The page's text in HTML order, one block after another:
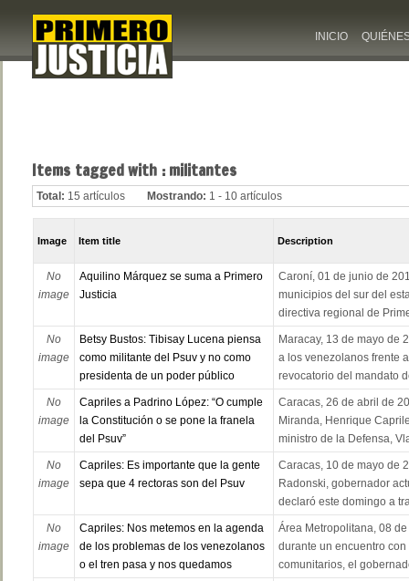
INICIO
Items tagged with : militantes
Total: 15 artículos Mostrando: 1 - 10 artículos
Image Item title Description
No
image
Aquilino Márquez se suma a Primero
Justicia
Caroní, 01 de junio de
municipios del sur del
directiva regional de
No
image
Betsy Bustos: Tibisay Lucena piensa
como militante del Psuv y no como
presidenta de un poder público
Maracay, 13 de mayo de
a los venezolanos frente
revocatorio del mandato
No
image
Capriles a Padrino López: “O cumple
la Constitución o se pone la franela
del Psuv”
Caracas, 26 de abril de
Miranda, Henrique
ministro de la Defensa,
No
image
Capriles: Es importante que la gente
sepa que 4 rectoras son del Psuv
Caracas, 10 de mayo de
Radonski, gobernador
declaró este domingo a
No
image
Capriles: Nos metemos en la agenda
de los problemas de los venezolanos
o el tren pasa y nos quedamos
Área Metropolitana, 08
durante un encuentro
comunitarios, el